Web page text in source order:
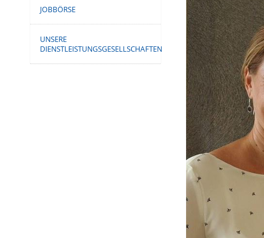
JOBBÖRSE
UNSERE
DIENSTLEISTUNGSGESELLSCHAFTEN